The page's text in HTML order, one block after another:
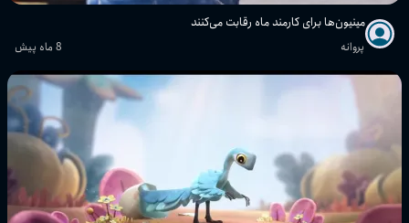
مینیون‌ها برای کارمند ماه رقابت می‌کنند
پروانه 8 ماه پیش